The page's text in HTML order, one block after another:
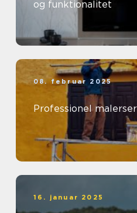
og funktionalitet
08. februar 2025
Professionel
16. januar 2025